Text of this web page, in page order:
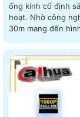
ống kính cố định
hoạt. Nhờ công nghệ WizColor, Hybrid Zoom 6X và hồng ngoại
30m mang đến